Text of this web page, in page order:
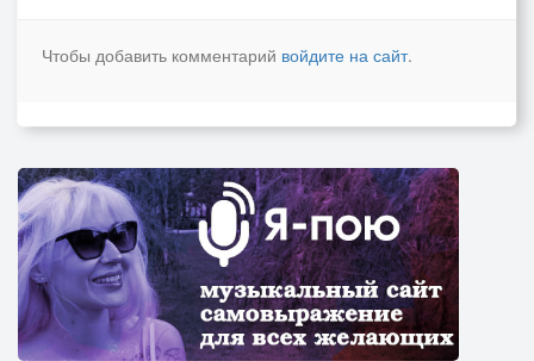
Но чуда светлый миг -
Для всех стену воздвиг!
И в миг волшебный тот
Пусть каждый там найдет
Себе подарки по душе,
Ведь волшебство нас ждет!
Чтобы добавить комментарий войдите на сайт.